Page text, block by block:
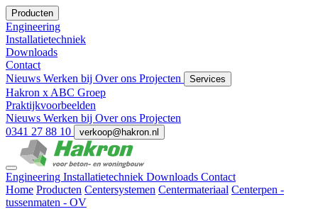
Producten
Engineering
Installatietechniek
Downloads
Contact
Nieuws Werken bij Over ons Projecten Services
Hakron x ABC Groep
Praktijkvoorbeelden
Nieuws Werken bij Over ons Projecten
0341 27 88 10
verkoop@hakron.nl
Engineering Installatietechniek Downloads Contact
Home Producten Centersystemen Centermateriaal Centerpen -
tussenmaten - OV